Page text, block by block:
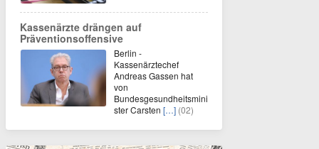
Kassenärzte drängen auf
Präventionsoffensive
Berlin -
Kassenärztechef
Andreas Gassen hat
von
Bundesgesundheitsmini
ster Carsten […] (02)